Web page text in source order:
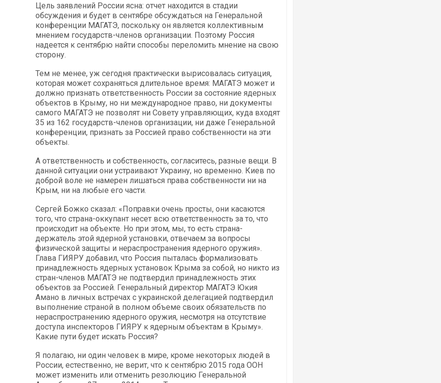
Цель заявлений России ясна: отчет находится в стадии
обсуждения и будет в сентябре обсуждаться на Генеральной
конференции МАГАТЭ, поскольку он является коллективным
мнением государств-членов организации. Поэтому Россия
надеется к сентябрю найти способы переломить мнение на свою
сторону.
Тем не менее, уж сегодня практически вырисовалась ситуация,
которая может сохраняться длительное время: МАГАТЭ может и
должно признать ответственность России за состояние ядерных
объектов в Крыму, но ни международное право, ни документы
самого МАГАТЭ не позволят ни Совету управляющих, куда входят
35 из 162 государств-членов организации, ни даже Генеральной
конференции, признать за Россией право собственности на эти
объекты.
А ответственность и собственность, согласитесь, разные вещи. В
данной ситуации они устраивают Украину, но временно. Киев по
доброй воле не намерен лишаться права собственности ни на
Крым, ни на любые его части.
Сергей Божко сказал: «Поправки очень просты, они касаются
того, что страна-оккупант несет всю ответственность за то, что
происходит на объекте. Но при этом, мы, то есть страна-
держатель этой ядерной установки, отвечаем за вопросы
физической защиты и нераспространения ядерного оружия».
Глава ГИЯРУ добавил, что Россия пыталась формализовать
принадлежность ядерных установок Крыма за собой, но никто из
стран-членов МАГАТЭ не подтвердил принадлежность этих
объектов за Россией. Генеральный директор МАГАТЭ Юкия
Амано в личных встречах с украинской делегацией подтвердил
выполнение страной в полном объеме своих обязательств по
нераспространению ядерного оружия, несмотря на отсутствие
доступа инспекторов ГИЯРУ к ядерным объектам в Крыму».
Какие пути будет искать Россия?
Я полагаю, ни один человек в мире, кроме некоторых людей в
России, естественно, не верит, что к сентябрю 2015 года ООН
может изменить или отменить резолюцию Генеральной